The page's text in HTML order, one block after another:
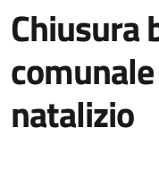
Chiusura
natalizio